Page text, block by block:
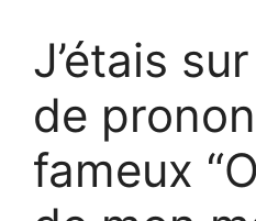
J’étais
de
fameux